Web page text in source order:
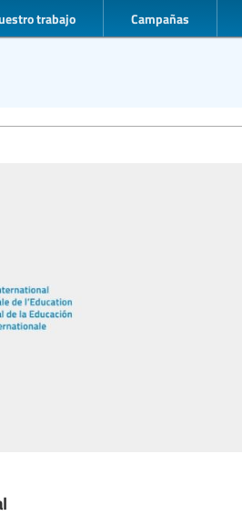
trabajo Campañas